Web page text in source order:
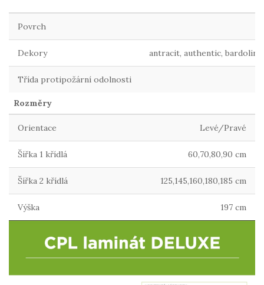
Povrch
Dekory antracit, authentic,
Třída protipožární odolnosti
Rozměry
Orientace Levé/Pravé
Šířka 1 křídlá 60,70,80,90 cm
Šířka 2 křídlá 125,145,160,180,185 cm
Výška 197 cm